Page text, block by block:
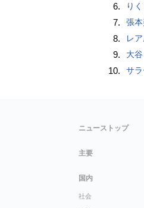
6. り
7. 張
8. レ
9. 大
10. サ
ニューストップ
主要
国内
社会